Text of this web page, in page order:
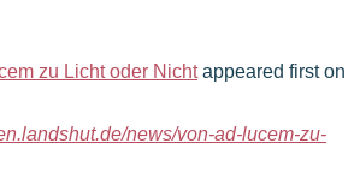
zu Licht oder Nichtappeared first on
news/von-ad-lucem-zu-